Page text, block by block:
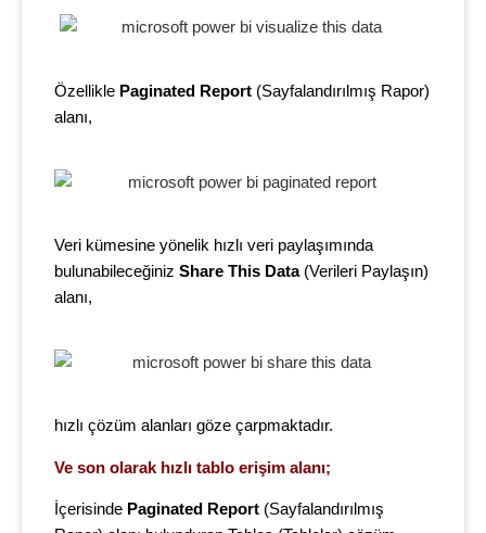
Özellikle Paginated Report (Sayfalandırılmış Rapor)
alanı,
Veri kümesine yönelik hızlı veri paylaşımında
bulunabileceğiniz Share This Data (Verileri Paylaşın)
alanı,
hızlı çözüm alanları göze çarpmaktadır.
Ve son olarak hızlı tablo erişim alanı;
İçerisinde Paginated Report (Sayfalandırılmış